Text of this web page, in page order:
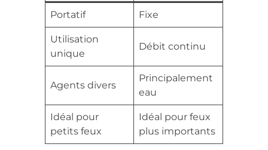
Portatif Fixe
Utilisation
unique
Débit continu
Agents divers
Principalement
eau
Idéal pour
petits feux
Idéal pour feux
plus importants